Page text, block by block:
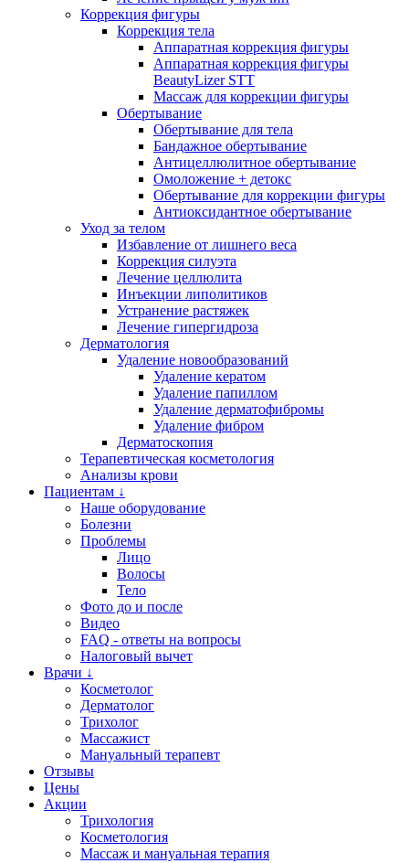
Коррекция фигуры
Коррекция тела
Аппаратная коррекция фигуры
Аппаратная коррекция фигуры
BeautyLizer STT
Массаж для коррекции фигуры
Обертывание
Обертывание для тела
Бандажное обертывание
Антицеллюлитное обертывание
Омоложение + детокс
Обертывание для коррекции фигуры
Антиоксидантное обертывание
Уход за телом
Избавление от лишнего веса
Коррекция силуэта
Лечение целлюлита
Инъекции липолитиков
Устранение растяжек
Лечение гипергидроза
Дерматология
Удаление новообразований
Удаление кератом
Удаление папиллом
Удаление дерматофибромы
Удаление фибром
Дерматоскопия
Терапевтическая косметология
Анализы крови
Пациентам ↓
Наше оборудование
Болезни
Проблемы
Лицо
Волосы
Тело
Фото до и после
Видео
FAQ - ответы на вопросы
Налоговый вычет
Врачи ↓
Косметолог
Дерматолог
Трихолог
Массажист
Мануальный терапевт
Отзывы
Цены
Акции
Трихология
Косметология
Массаж и мануальная терапия